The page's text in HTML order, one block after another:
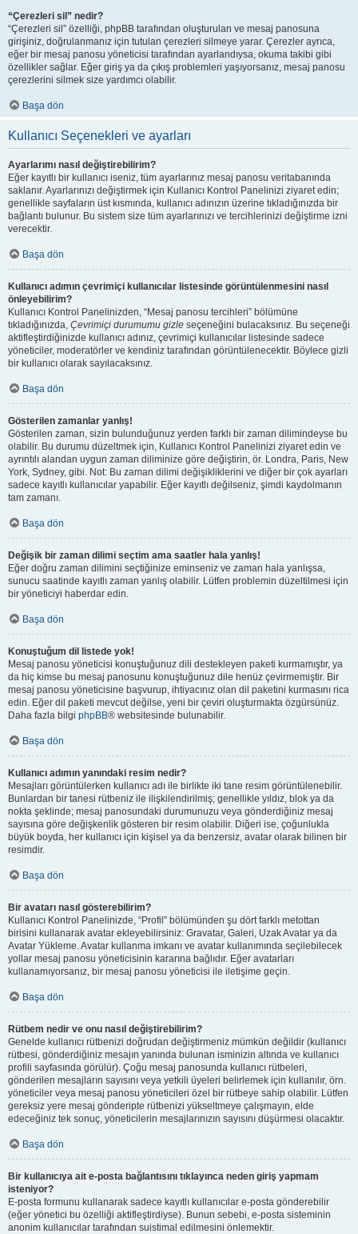
“Çerezleri sil” nedir?
“Çerezleri sil” özelliği, phpBB tarafından oluşturulan ve mesaj panosuna
girişiniz, doğrulanmanız için tutulan çerezleri silmeye yarar. Çerezler ayrıca,
eğer bir mesaj panosu yöneticisi tarafından ayarlandıysa, okuma takibi gibi
özellikler sağlar. Eğer giriş ya da çıkış problemleri yaşıyorsanız, mesaj panosu
çerezlerini silmek size yardımcı olabilir.
Başa dön
Kullanıcı Seçenekleri ve ayarları
Ayarlarımı nasıl değiştirebilirim?
Eğer kayıtlı bir kullanıcı iseniz, tüm ayarlarınız mesaj panosu veritabanında
saklanır. Ayarlarınızı değiştirmek için Kullanıcı Kontrol Panelinizi ziyaret edin;
genellikle sayfaların üst kısmında, kullanıcı adınızın üzerine tıkladığınızda bir
bağlantı bulunur. Bu sistem size tüm ayarlarınızı ve tercihlerinizi değiştirme izni
verecektir.
Başa dön
Kullanıcı adımın çevrimiçi kullanıcılar listesinde görüntülenmesini nasıl
önleyebilirim?
Kullanıcı Kontrol Panelinizden, “Mesaj panosu tercihleri” bölümüne
tıkladığınızda, Çevrimiçi durumumu gizle seçeneğini bulacaksınız. Bu seçeneği
aktifleştirdiğinizde kullanıcı adınız, çevrimiçi kullanıcılar listesinde sadece
yöneticiler, moderatörler ve kendiniz tarafından görüntülenecektir. Böylece gizli
bir kullanıcı olarak sayılacaksınız.
Başa dön
Gösterilen zamanlar yanlış!
Gösterilen zaman, sizin bulunduğunuz yerden farklı bir zaman dilimindeyse bu
olabilir. Bu durumu düzeltmek için, Kullanıcı Kontrol Panelinizi ziyaret edin ve
ayrıntılı alandan uygun zaman diliminize göre değiştirin, ör. Londra, Paris, New
York, Sydney, gibi. Not: Bu zaman dilimi değişikliklerini ve diğer bir çok ayarları
sadece kayıtlı kullanıcılar yapabilir. Eğer kayıtlı değilseniz, şimdi kaydolmanın
tam zamanı.
Başa dön
Değişik bir zaman dilimi seçtim ama saatler hala yanlış!
Eğer doğru zaman dilimini seçtiğinize eminseniz ve zaman hala yanlışsa,
sunucu saatinde kayıtlı zaman yanlış olabilir. Lütfen problemin düzeltilmesi için
bir yöneticiyi haberdar edin.
Başa dön
Konuştuğum dil listede yok!
Mesaj panosu yöneticisi konuştuğunuz dili destekleyen paketi kurmamıştır, ya
da hiç kimse bu mesaj panosunu konuştuğunuz dile henüz çevirmemiştir. Bir
mesaj panosu yöneticisine başvurup, ihtiyacınız olan dil paketini kurmasını rica
edin. Eğer dil paketi mevcut değilse, yeni bir çeviri oluşturmakta özgürsünüz.
Daha fazla bilgi phpBB® websitesinde bulunabilir.
Başa dön
Kullanıcı adımın yanındaki resim nedir?
Mesajları görüntülerken kullanıcı adı ile birlikte iki tane resim görüntülenebilir.
Bunlardan bir tanesi rütbeniz ile ilişkilendirilmiş; genellikle yıldız, blok ya da
nokta şeklinde; mesaj panosundaki durumunuzu veya gönderdiğiniz mesaj
sayısına göre değişkenlik gösteren bir resim olabilir. Diğeri ise, çoğunlukla
büyük boyda, her kullanıcı için kişisel ya da benzersiz, avatar olarak bilinen bir
resimdir.
Başa dön
Bir avatarı nasıl gösterebilirim?
Kullanıcı Kontrol Panelinizde, “Profil” bölümünden şu dört farklı metottan
birisini kullanarak avatar ekleyebilirsiniz: Gravatar, Galeri, Uzak Avatar ya da
Avatar Yükleme. Avatar kullanma imkanı ve avatar kullanımında seçilebilecek
yollar mesaj panosu yöneticisinin kararına bağlıdır. Eğer avatarları
kullanamıyorsanız, bir mesaj panosu yöneticisi ile iletişime geçin.
Başa dön
Rütbem nedir ve onu nasıl değiştirebilirim?
Genelde kullanıcı rütbenizi doğrudan değiştirmeniz mümkün değildir (kullanıcı
rütbesi, gönderdiğiniz mesajın yanında bulunan isminizin altında ve kullanıcı
profili sayfasında görülür). Çoğu mesaj panosunda kullanıcı rütbeleri,
gönderilen mesajların sayısını veya yetkili üyeleri belirlemek için kullanılır, örn.
yöneticiler veya mesaj panosu yöneticileri özel bir rütbeye sahip olabilir. Lütfen
gereksiz yere mesaj gönderipte rütbenizi yükseltmeye çalışmayın, elde
edeceğiniz tek sonuç, yöneticilerin mesajlarınızın sayısını düşürmesi olacaktır.
Başa dön
Bir kullanıcıya ait e-posta bağlantısını tıklayınca neden giriş yapmam
isteniyor?
E-posta formunu kullanarak sadece kayıtlı kullanıcılar e-posta gönderebilir
(eğer yönetici bu özelliği aktifleştirdiyse). Bunun sebebi, e-posta sisteminin
anonim kullanıcılar tarafından suistimal edilmesini önlemektir.